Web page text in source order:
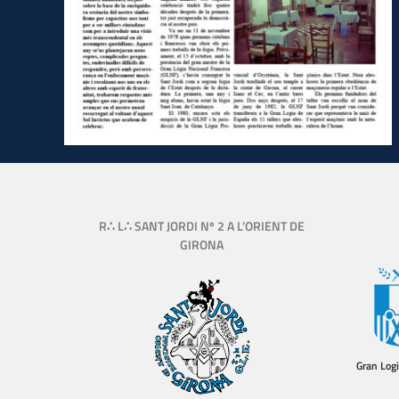
R∴ L∴ SANT JORDI Nº 2 A L’ORIENT DE
GIRONA
Gran